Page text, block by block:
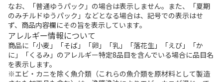
なお、「普通ゆうパック」の場合は表示しません。また、「夏期
のみチルドゆうパック」などとなる場合は、記号での表示はせ
ず、商品内容欄にその旨を表示しています。
アレルギー情報について
商品に「小麦」「そば」「卵」「乳」「落花生」「えび」「か
に」「くるみ」のアレルギー特定8品目を含んでいる場合に品目名
を表示します。
※エビ・カニを除く魚介類（これらの魚介類を原材料として製造